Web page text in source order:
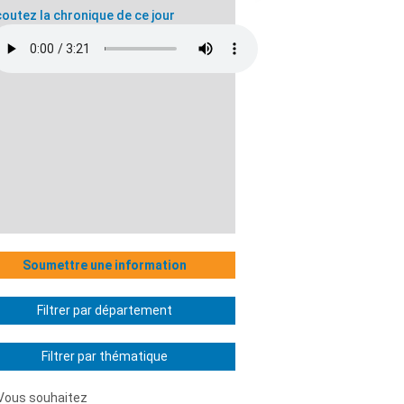
la chronique de ce jour
Soumettre une information
Filtrer par département
Filtrer par thématique
souhaitez